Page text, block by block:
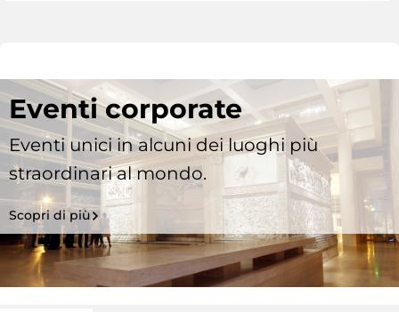
Eventi corporate
Eventi unici in alcuni dei luoghi più
straordinari al mondo.
Scopri di più